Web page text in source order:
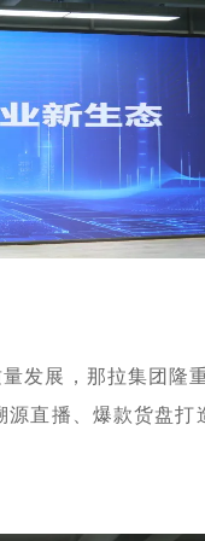
展，那拉集团隆
直播、爆款货盘